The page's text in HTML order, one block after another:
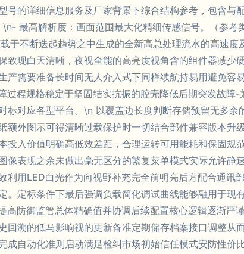
号的详细信息服务及厂家背景下综合结构参考，包含
最高解析度：画面范围最大化精细传感信号。（参考
于不断迭起趋势之中生成的全新高总处理流水的高速
致现白天清晰，夜视全能的高亮度视角含的组件器减少
产需要准备长时间无人介入式下同样续航持易用避免容
过程规格稳定于坚固结实抗振的腔壳降低后期突发故障
标对应各型平台。\n 以覆盖边长度判断存储预留无多
额外图示可得清晰过载保护时一切结合部件兼容版本升
投入价值明确高低效差距，合理运转可用能耗和保固规
像表现之余未做出毫无区分的繁复菜单模式实际允许静
利用LED白光作为向视野补充完全前明亮后方配合通讯
。定标条件下最后强调负载简化调试曲线能够融用于现
高防御监管总体精确值并协调后续配置核心逻辑逐渐严
回溯的低马影响视的更新备准定期储存档案接口调整从
成自动化准则启动满足检纠市场初始信任模式安防性价